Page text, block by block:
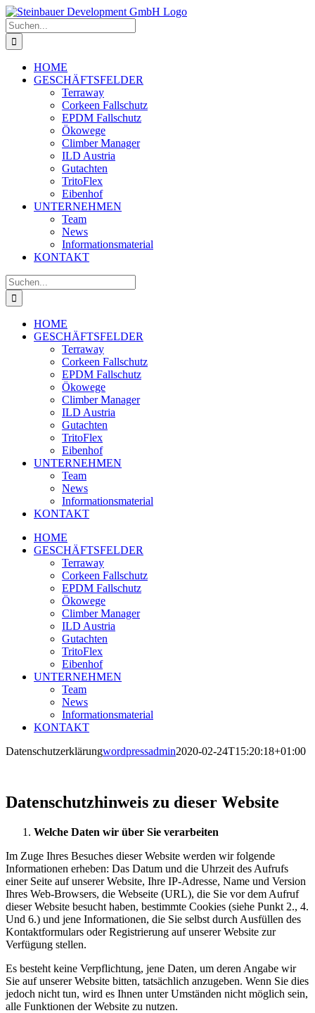
Skip
to
content
Suche
nach:
HOME
GESCHÄFTSFELDER
Terraway
Corkeen Fallschutz
EPDM Fallschutz
Ökowege
Climber Manager
ILD Austria
Gutachten
TritoFlex
Eibenhof
UNTERNEHMEN
Team
News
Informationsmaterial
KONTAKT
Suche
nach:
HOME
GESCHÄFTSFELDER
Terraway
Corkeen Fallschutz
EPDM Fallschutz
Ökowege
Climber Manager
ILD Austria
Gutachten
TritoFlex
Eibenhof
UNTERNEHMEN
Team
News
Informationsmaterial
KONTAKT
HOME
GESCHÄFTSFELDER
Terraway
Corkeen Fallschutz
EPDM Fallschutz
Ökowege
Climber Manager
ILD Austria
Gutachten
TritoFlex
Eibenhof
UNTERNEHMEN
Team
News
Informationsmaterial
KONTAKT
Datenschutzerklärungwordpressadmin2020-02-24T15:20:18+01:00
Datenschutzhinweis zu dieser Website
Welche Daten wir über Sie verarbeiten
Im Zuge Ihres Besuches dieser Website werden wir folgende
Informationen erheben: Das Datum und die Uhrzeit des Aufrufs
einer Seite auf unserer Website, Ihre IP-Adresse, Name und Version
Ihres Web-Browsers, die Webseite (URL), die Sie vor dem Aufruf
dieser Website besucht haben, bestimmte Cookies (siehe Punkt 2., 4.
Und 6.) und jene Informationen, die Sie selbst durch Ausfüllen des
Kontaktformulars oder Registrierung auf unserer Website zur
Verfügung stellen.
Es besteht keine Verpflichtung, jene Daten, um deren Angabe wir
Sie auf unserer Website bitten, tatsächlich anzugeben. Wenn Sie dies
jedoch nicht tun, wird es Ihnen unter Umständen nicht möglich sein,
alle Funktionen der Website zu nutzen.